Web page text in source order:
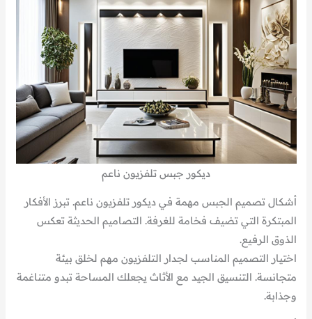
ديكور جبس تلفزيون ناعم
أشكال تصميم الجبس مهمة في ديكور تلفزيون ناعم. تبرز الأفكار
المبتكرة التي تضيف فخامة للغرفة. التصاميم الحديثة تعكس
الذوق الرفيع.
اختيار التصميم المناسب لجدار التلفزيون مهم لخلق بيئة
متجانسة. التنسيق الجيد مع الأثاث يجعلك المساحة تبدو متناغمة
وجذابة.